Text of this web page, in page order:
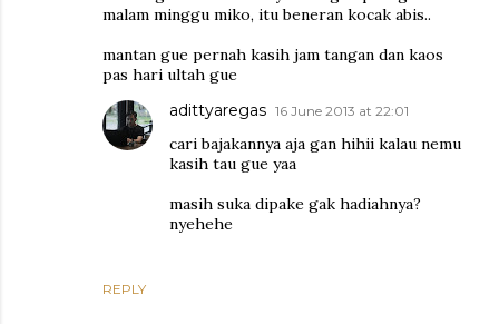
malam minggu miko, itu beneran kocak abis..
mantan gue pernah kasih jam tangan dan kaos
pas hari ultah gue
REPLY
adittyaregas 16 June 2013 at 22:01
cari bajakannya aja gan hihii kalau nemu
kasih tau gue yaa
masih suka dipake gak hadiahnya?
nyehehe